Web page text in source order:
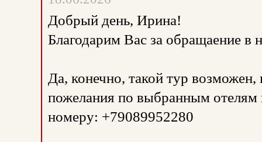
Добрый день, Ирина!
Благодарим Вас за обращаение
Да, конечно, такой тур
пожелания по выбранным отелям
номеру: +79089952280